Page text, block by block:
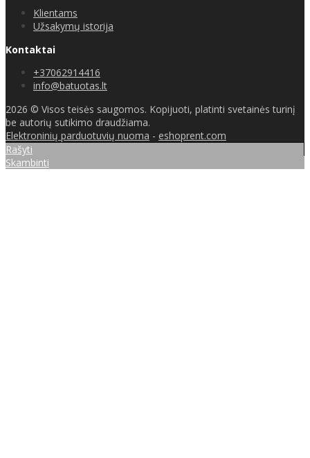
Klientams
Užsakymų istorija
Kontaktai
+37062914416
info@batuotas.lt
2026 © Visos teisės saugomos. Kopijuoti, platinti svetainės turinį
be autorių sutikimo draudžiama.
Elektroninių parduotuvių nuoma - eshoprent.com
Rašyti
Skambinti